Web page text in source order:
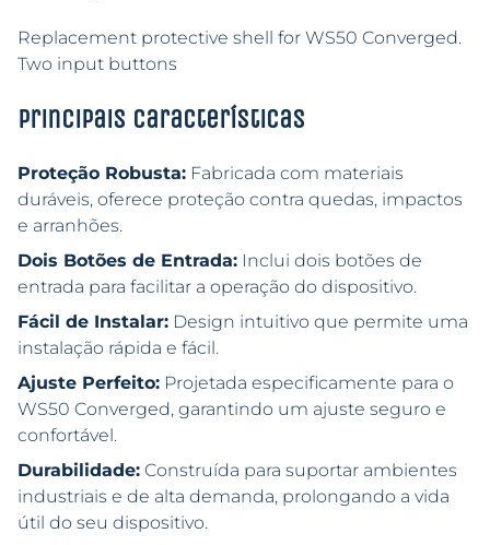
Replacement protective shell for WS50 Converged.
Two input buttons
Principais características
Proteção Robusta: Fabricada com materiais
duráveis, oferece proteção contra quedas, impactos
e arranhões.
Dois Botões de Entrada: Inclui dois botões de
entrada para facilitar a operação do dispositivo.
Fácil de Instalar: Design intuitivo que permite uma
instalação rápida e fácil.
Ajuste Perfeito: Projetada especificamente para o
WS50 Converged, garantindo um ajuste seguro e
confortável.
Durabilidade: Construída para suportar ambientes
industriais e de alta demanda, prolongando a vida
útil do seu dispositivo.